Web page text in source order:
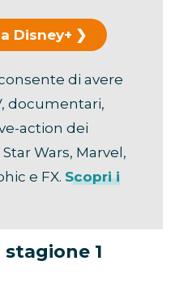
Disney+
di avere
documentari,
action dei
Wars, Marvel,
e FX. Scopri i
1